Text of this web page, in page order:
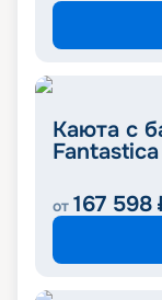
Каюта с
от 167 598